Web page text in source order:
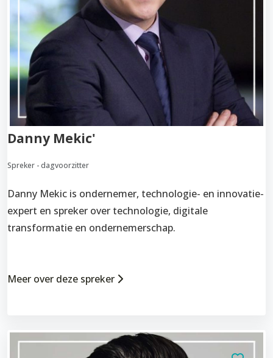
Danny Mekic'
Spreker - dagvoorzitter
Danny Mekic is ondernemer, technologie- en innovatie-
expert en spreker over technologie, digitale
transformatie en ondernemerschap.
Meer over deze spreker